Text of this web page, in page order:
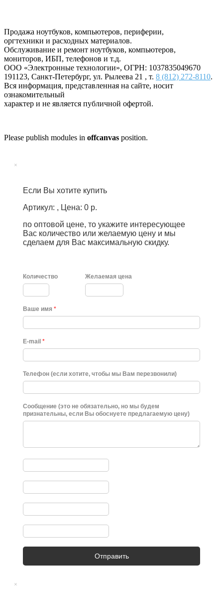
Продажа ноутбуков, компьютеров, периферии,
оргтехники и расходных материалов.
Обслуживание и ремонт ноутбуков, компьютеров,
мониторов, ИБП, телефонов и т.д.
ООО «Электронные технологии», ОГРН: 1037835049670
191123, Санкт-Петербург, ул. Рылеева 21 , т. 8 (812) 272-8110.
Вся информация, представленная на сайте, носит
ознакомительный
характер и не является публичной офертой.
Please publish modules in offcanvas position.
×
Если Вы хотите купить
Артикул: , Цена: 0 р.
по оптовой цене, то укажите интересующее
Вас количество или желаемую цену и мы
сделаем для Вас максимальную скидку.
Количество Желаемая цена
Ваше имя *
E-mail *
Телефон (если хотите, чтобы мы Вам перезвонили)
Сообщение (это не обязательно, но мы будем
признательны, если Вы обоснуете предлагаемую цену)
Отправить
×